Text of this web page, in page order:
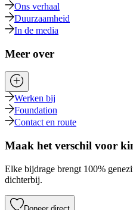
Ons verhaal
Duurzaamheid
In de media
Meer over
Werken bij
Foundation
Contact en route
Maak het verschil voor
Elke bijdrage brengt 100%
dichterbij.